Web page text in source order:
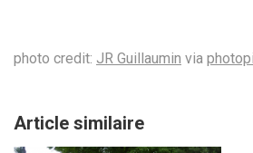
photo credit: JR Guillaumin via
Article similaire